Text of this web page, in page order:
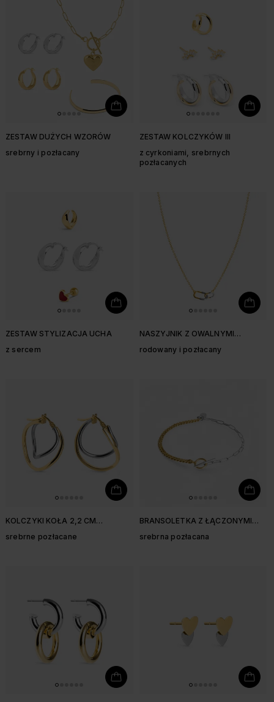
ZESTAW DUŻYCH WZORÓW
srebrny i pozłacany
ZESTAW KOLCZYKÓW III
z cyrkoniami, srebrnych
pozłacanych
ZESTAW STYLIZACJA UCHA
z sercem
NASZYJNIK Z OWALNYMI
rodowany i pozłacany
KOLCZYKI KOŁA 2,2 CM
srebrne pozłacane
BRANSOLETKA Z ŁĄCZONYMI
srebrna pozłacana